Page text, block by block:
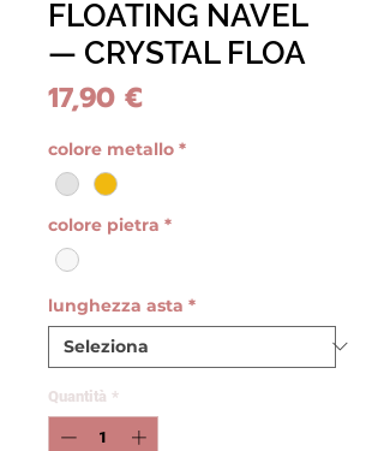
FLOATING NAVEL
— CRYSTAL FLOA
17,90 €Prezzo
colore metallo *
colore pietra *
lunghezza asta *
Quantità *